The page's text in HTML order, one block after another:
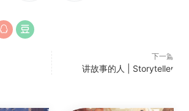
下一篇
讲故事的人 | Storyteller